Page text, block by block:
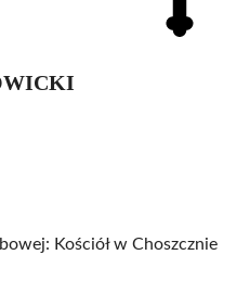
Kościół w Choszcznie